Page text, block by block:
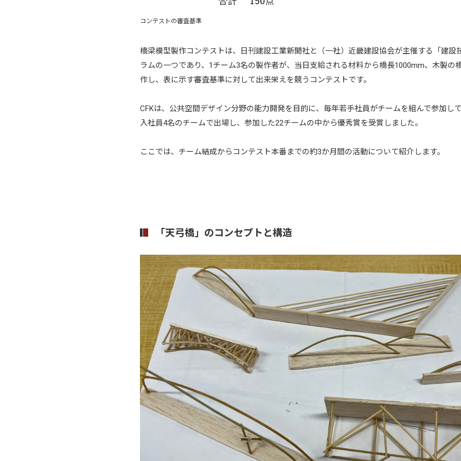
コンテストの審査基準
橋梁模型製作コンテストは、日刊建設工業新聞社と（一社）近畿建設協会が主催する「建設
ラムの一つであり、1チーム3名の製作者が、当日支給される材料から橋長1000mm、木製の
作し、表に示す審査基準に対して出来栄えを競うコンテストです。
CFKは、公共空間デザイン分野の能力開発を目的に、毎年若手社員がチームを組んで参加し
入社員4名のチームで出場し、参加した22チームの中から優秀賞を受賞しました。
ここでは、チーム結成からコンテスト本番までの約3か月間の活動について紹介します。
「天弓橋」のコンセプトと構造